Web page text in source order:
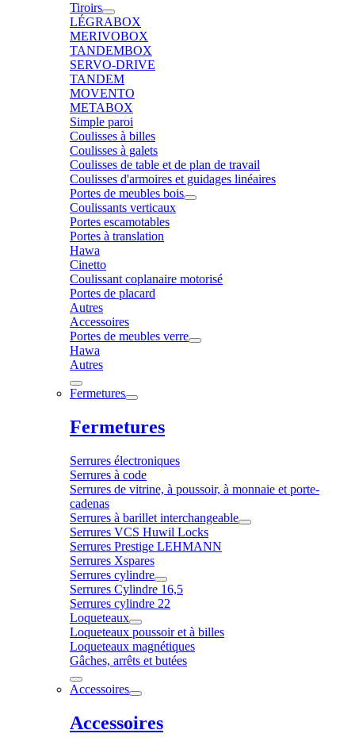
Tiroirs
LÉGRABOX
MERIVOBOX
TANDEMBOX
SERVO-DRIVE
TANDEM
MOVENTO
METABOX
Simple paroi
Coulisses à billes
Coulisses à galets
Coulisses de table et de plan de travail
Coulisses d'armoires et guidages linéaires
Portes de meubles bois
Coulissants verticaux
Portes escamotables
Portes à translation
Hawa
Cinetto
Coulissant coplanaire motorisé
Portes de placard
Autres
Accessoires
Portes de meubles verre
Hawa
Autres
Fermetures
Fermetures
Serrures électroniques
Serrures à code
Serrures de vitrine, à poussoir, à monnaie et porte-
cadenas
Serrures à barillet interchangeable
Serrures VCS Huwil Locks
Serrures Prestige LEHMANN
Serrures Xspares
Serrures cylindre
Serrures Cylindre 16,5
Serrures cylindre 22
Loqueteaux
Loqueteaux poussoir et à billes
Loqueteaux magnétiques
Gâches, arrêts et butées
Accessoires
Accessoires